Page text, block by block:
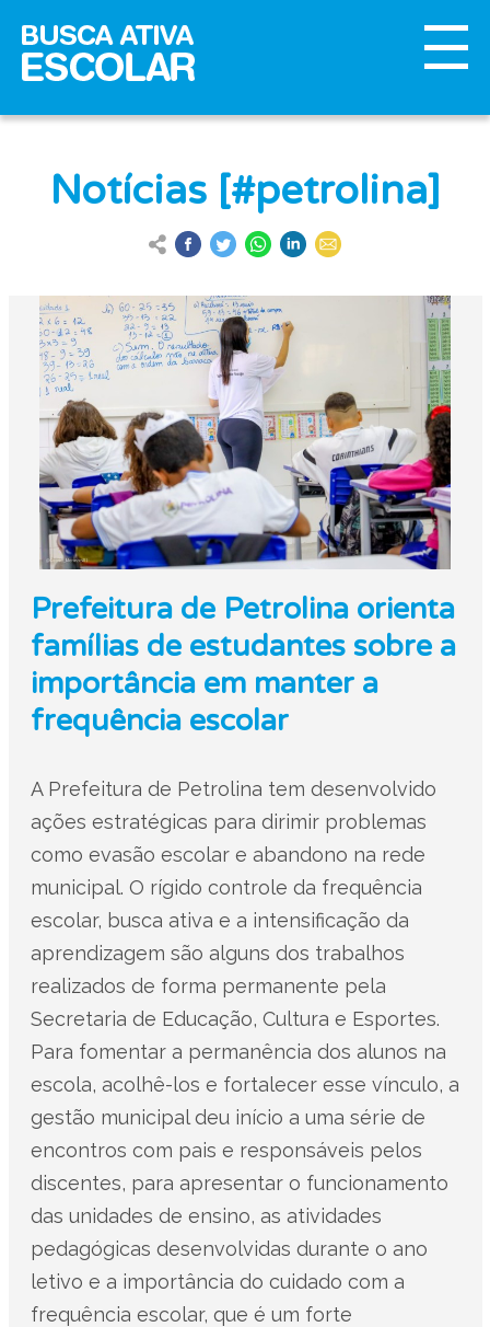
Notícias [#petrolina]
Prefeitura de Petrolina orienta
famílias de estudantes sobre a
importância em manter a
frequência escolar
A Prefeitura de Petrolina tem desenvolvido
ações estratégicas para dirimir problemas
como evasão escolar e abandono na rede
municipal. O rígido controle da frequência
escolar, busca ativa e a intensificação da
aprendizagem são alguns dos trabalhos
realizados de forma permanente pela
Secretaria de Educação, Cultura e Esportes.
Para fomentar a permanência dos alunos na
escola, acolhê-los e fortalecer esse vínculo, a
gestão municipal deu início a uma série de
encontros com pais e responsáveis pelos
discentes, para apresentar o funcionamento
das unidades de ensino, as atividades
pedagógicas desenvolvidas durante o ano
letivo e a importância do cuidado com a
frequência escolar, que é um forte